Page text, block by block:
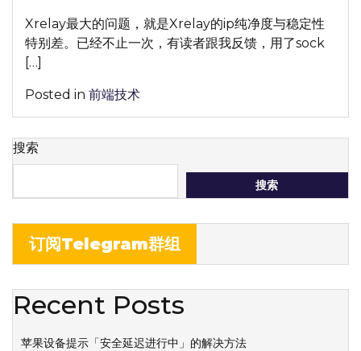
整
教
最
Xrelay最大的问题，就是Xrelay的ip纯净度与稳定性
特别差。已经不止一次，有读者跟我反馈，用了sock
[…]
Posted in 前端技术
搜索
搜索
订阅Telegram群组
Recent Posts
苹果设备提示「安全延迟进行中」的解决方法